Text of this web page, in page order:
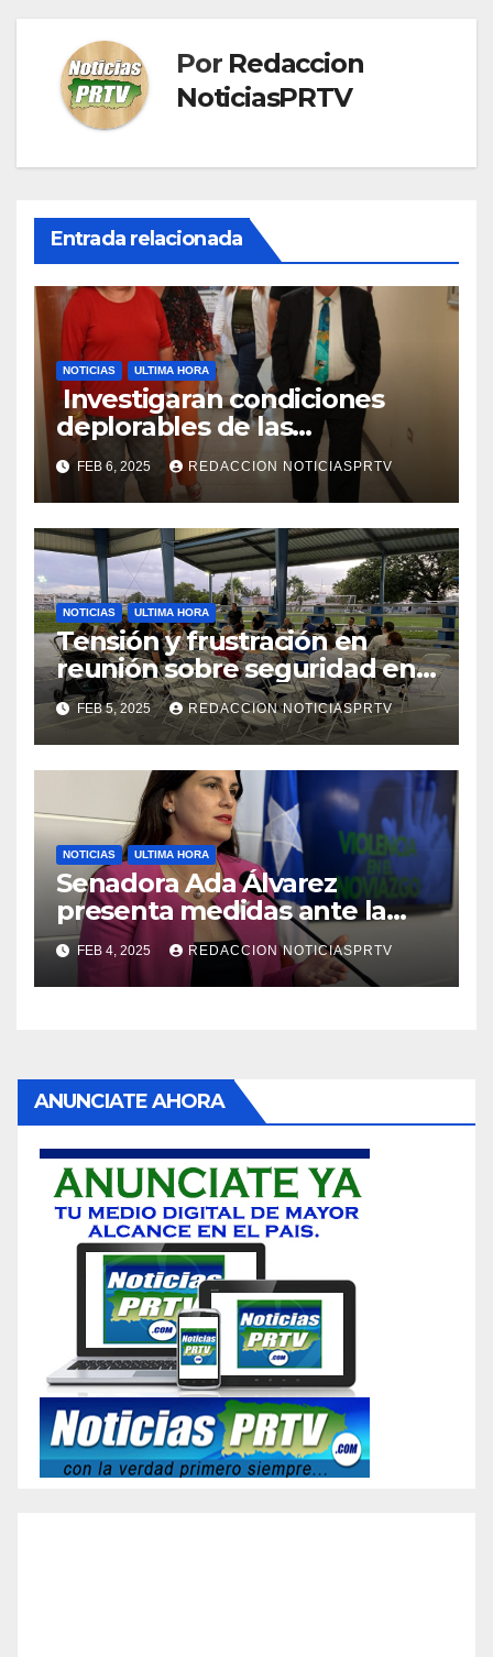
Por Redaccion
NoticiasPRTV
Entrada relacionada
NOTICIAS ULTIMA HORA
Investigaran condiciones
deplorables de las
facilidades el Departamento
de la Salud en Mayagüez
FEB 6, 2025 REDACCION NOTICIASPRTV
NOTICIAS ULTIMA HORA
Tensión y frustración en
reunión sobre seguridad en
Reparto Metropolitano
FEB 5, 2025 REDACCION NOTICIASPRTV
NOTICIAS ULTIMA HORA
Senadora Ada Álvarez
presenta medidas ante la
violencia en el noviazgo
FEB 4, 2025 REDACCION NOTICIASPRTV
ANUNCIATE AHORA